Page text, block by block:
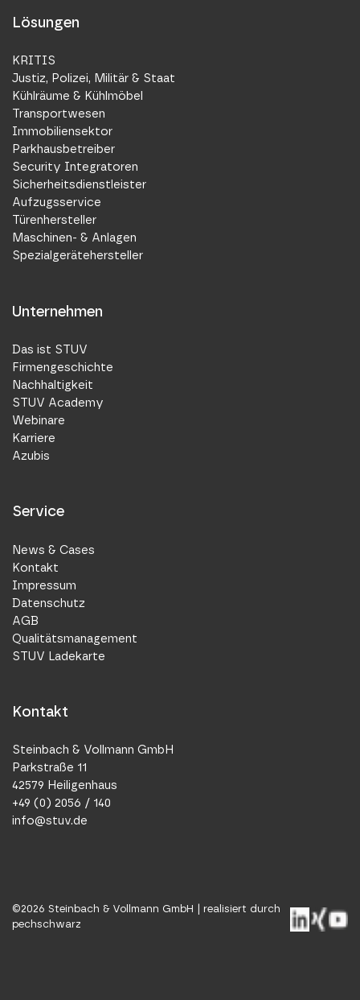
Lösungen
KRITIS
Justiz, Polizei, Militär & Staat
Kühlräume & Kühlmöbel
Transportwesen
Immobiliensektor
Parkhausbetreiber
Security Integratoren
Sicherheitsdienstleister
Aufzugsservice
Türenhersteller
Maschinen- & Anlagen
Spezialgerätehersteller
Unternehmen
Das ist STUV
Firmengeschichte
Nachhaltigkeit
STUV Academy
Webinare
Karriere
Azubis
Service
News & Cases
Kontakt
Impressum
Datenschutz
AGB
Qualitätsmanagement
STUV Ladekarte
Kontakt
Steinbach & Vollmann GmbH
Parkstraße 11
42579 Heiligenhaus
+49 (0) 2056 / 140
info@stuv.de
©2026 Steinbach & Vollmann GmbH | realisiert durch
pechschwarz